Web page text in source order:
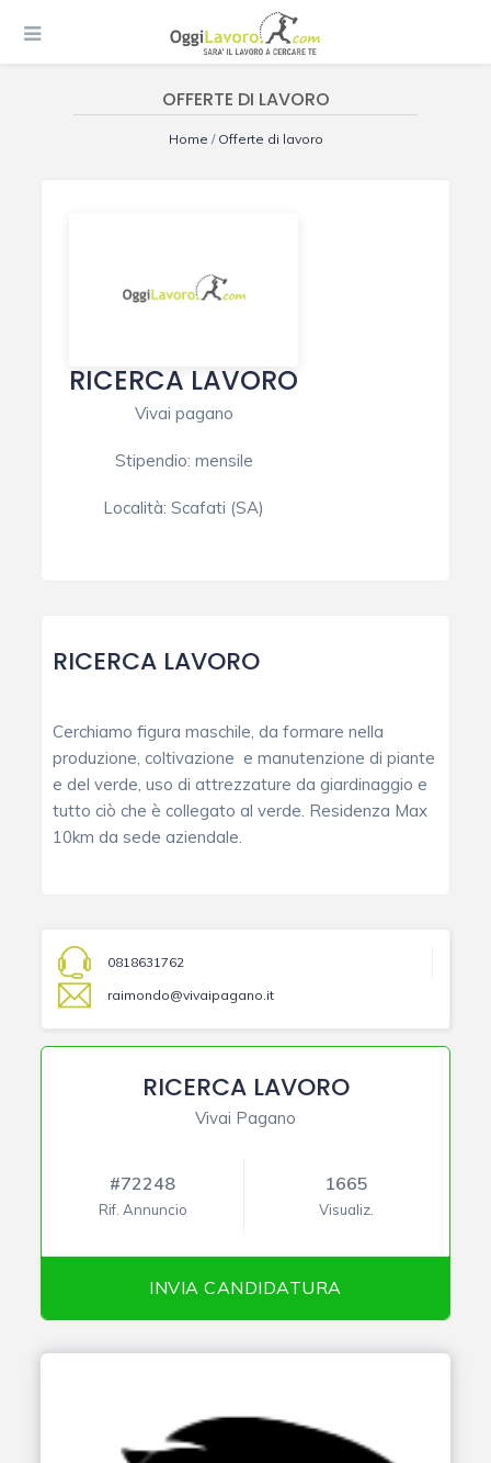
OFFERTE DI LAVORO
Home / Offerte di lavoro
RICERCA LAVORO
Vivai pagano
Stipendio: mensile
Località: Scafati (SA)
RICERCA LAVORO
Cerchiamo figura maschile, da formare nella
produzione, coltivazione e manutenzione di piante
e del verde, uso di attrezzature da giardinaggio e
tutto ciò che è collegato al verde. Residenza Max
10km da sede aziendale.
0818631762
raimondo@vivaipagano.it
RICERCA LAVORO
Vivai Pagano
#72248
Rif. Annuncio
1665
Visualiz.
INVIA CANDIDATURA